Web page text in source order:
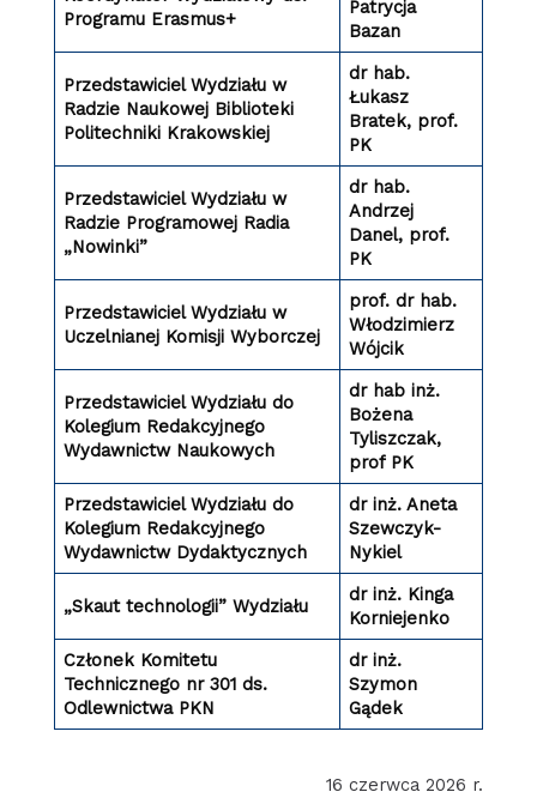
Programu Erasmus+
Patrycja
Bazan
Przedstawiciel Wydziału w
Radzie Naukowej Biblioteki
Politechniki Krakowskiej
dr hab.
Łukasz
Bratek, prof.
PK
Przedstawiciel Wydziału w
Radzie Programowej Radia
„Nowinki”
dr hab.
Andrzej
Danel, prof.
PK
Przedstawiciel Wydziału w
Uczelnianej Komisji Wyborczej
prof. dr hab.
Włodzimierz
Wójcik
Przedstawiciel Wydziału do
Kolegium Redakcyjnego
Wydawnictw Naukowych
dr hab inż.
Bożena
Tyliszczak,
prof PK
Przedstawiciel Wydziału do
Kolegium Redakcyjnego
Wydawnictw Dydaktycznych
dr inż. Aneta
Szewczyk-
Nykiel
„Skaut technologii” Wydziału
dr inż. Kinga
Korniejenko
Członek Komitetu
Technicznego nr 301 ds.
Odlewnictwa PKN
dr inż.
Szymon
Gądek
16 czerwca 2026 r.